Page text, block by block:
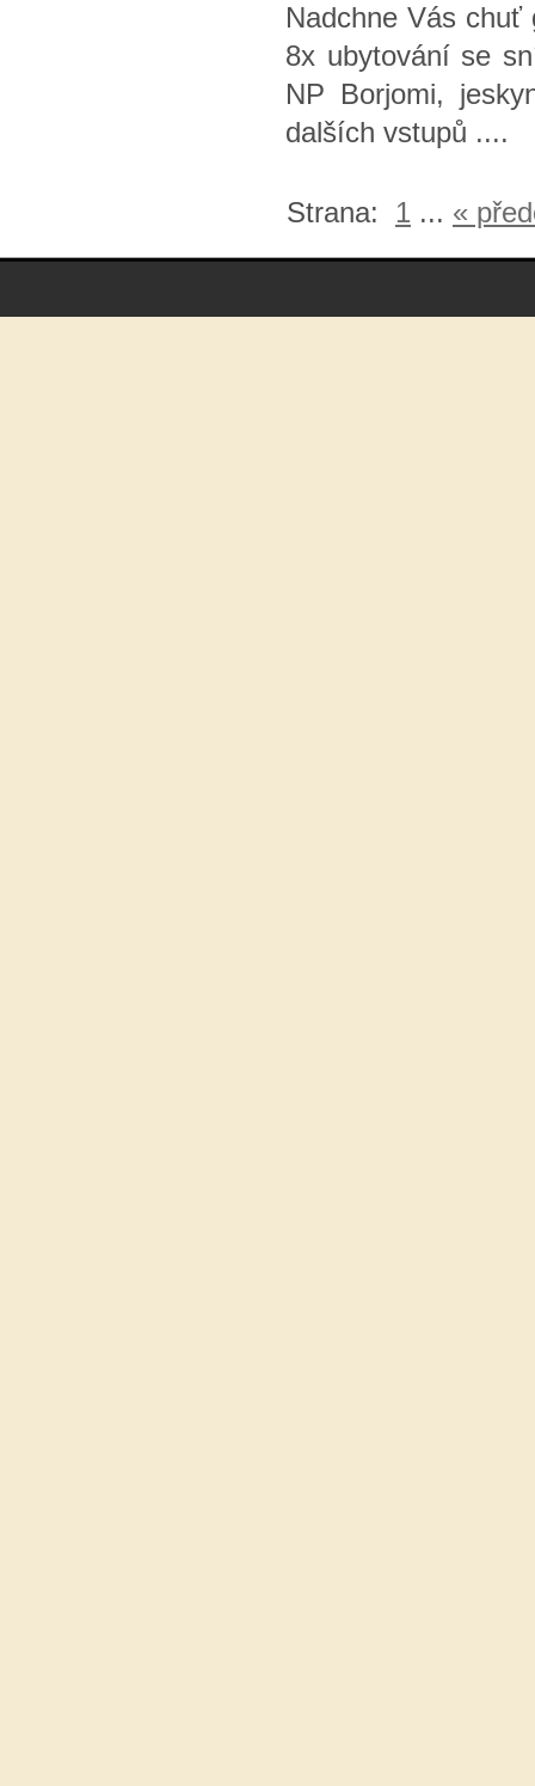
Nadchne Vás
8x ubytování se
NP Borjomi,
dalších vstupů ....
Strana: 1 ... «